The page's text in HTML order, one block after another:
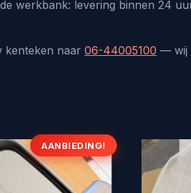
werkbank: levering binnen 24
kenteken naar 06-44005100 — wij
AANBIEDING!